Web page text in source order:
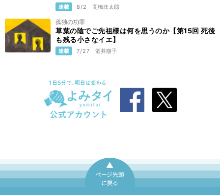
連載 8/2 高橋庄太郎
孤独の功罪
草葉の陰でご先祖様は何を思うのか【第15回 死後
も残る小さなイエ】
連載 7/27 酒井順子